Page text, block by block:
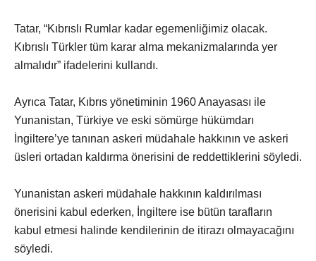
Tatar, “Kıbrıslı Rumlar kadar egemenliğimiz olacak.
Kıbrıslı Türkler tüm karar alma mekanizmalarında yer
almalıdır” ifadelerini kullandı.
Ayrıca Tatar, Kıbrıs yönetiminin 1960 Anayasası ile
Yunanistan, Türkiye ve eski sömürge hükümdarı
İngiltere’ye tanınan askeri müdahale hakkının ve askeri
üsleri ortadan kaldırma önerisini de reddettiklerini söyledi.
Yunanistan askeri müdahale hakkının kaldırılması
önerisini kabul ederken, İngiltere ise bütün tarafların
kabul etmesi halinde kendilerinin de itirazı olmayacağını
söyledi.